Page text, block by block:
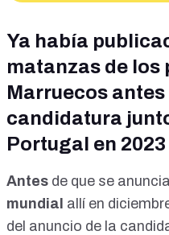
Ya había
matanzas de los
Marruecos
candidatura
Portugal en 2023
Antes de que se
mundial allí en
del anuncio de la